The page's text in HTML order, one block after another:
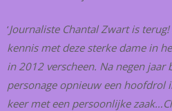
‘Journaliste Chantal Zwart is
kennis met deze sterke dame in
in 2012 verscheen. Na negen jaar
personage opnieuw een hoofdrol
keer met een persoonlijke zaak…